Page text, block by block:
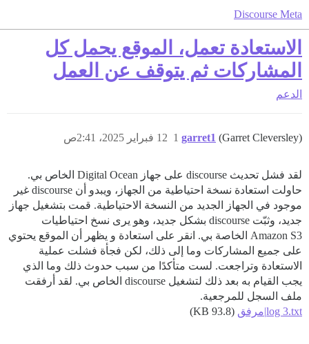
Discourse Meta
الاستعادة تعمل، الموقع يحمل كل
المشاركات ثم يتوقف عن العمل
الدعم
garret1 (Garret Cleversley) 12 فبراير 2025، 2:41ص 1
لقد فشل تحديث discourse على جهاز Digital Ocean الخاص بي.
حاولت استعادة نسخة احتياطية من الجهاز، ويبدو أن discourse غير
موجود في الجهاز الجديد من النسخة الاحتياطية. قمت بتشغيل جهاز
جديد، وثبّت discourse بشكل جديد، وهو يرى نسخ احتياطيات
Amazon S3 الخاصة بي. انقر على استعادة و يظهر أن الموقع يحتوي
على جميع المشاركات وما إلى ذلك، لكن فجأة فشلت عملية
الاستعادة وتراجعت. لست متأكدًا من سبب حدوث ذلك وما الذي
يجب القيام به بعد ذلك لتشغيل discourse الخاص بي. لقد أرفقت
ملف السجل للمرجعية.
log 3.txt|مرفق
(93.8 KB)